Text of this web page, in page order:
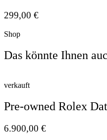
299,00 €
Shop
Das könnte Ihnen
verkauft
Pre-owned Rolex
6.900,00 €